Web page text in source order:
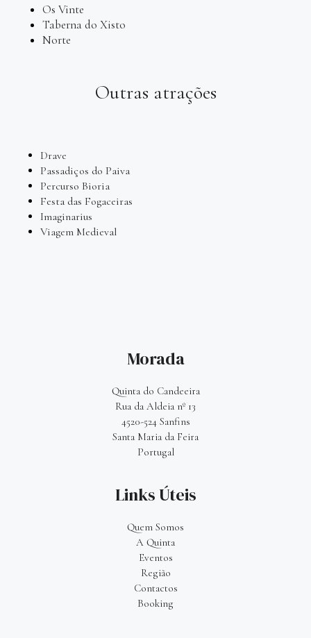
Os Vinte
Taberna do Xisto
Norte
Outras atrações
Drave
Passadiços do Paiva
Percurso Bioria
Festa das Fogaceiras
Imaginarius
Viagem Medieval
Morada
Quinta do Candeeira
Rua da Aldeia nº 13
4520-524 Sanfins
Santa Maria da Feira
Portugal
Links Úteis
Quem Somos
A Quinta
Eventos
Região
Contactos
Booking